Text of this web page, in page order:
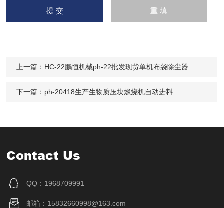
上一篇： HC-22鹏恒机械ph-22批发现货单机布袋除尘器
下一篇： ph-20418生产生物质压块燃烧机自动进料
Contact Us
QQ：1968709991
邮箱：15832660998@163.com